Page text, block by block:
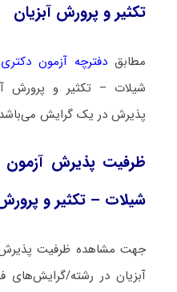
تکثیر و پرورش آبزیان
مطابقدفترچه آزمون دکتری
شیلات – تکثیر و پرورش
پذیرش در یک گرایش
ظرفیت پذیرش
شیلات – تکثیر و
جهت مشاهده ظرفیت پذیرش
آبزیان در رشته/گرایش‌های